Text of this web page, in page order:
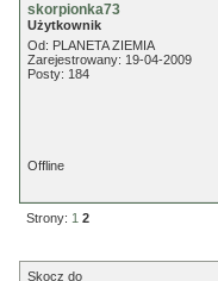
skorpionka73
Użytkownik
Od: PLANETA ZIEMIA
Zarejestrowany: 19-04-2009
Posty: 184
Offline
Strony: 1 2
Skocz do